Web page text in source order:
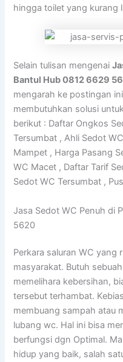
hingga toilet yang kurang
Selain tulisan mengenai
Bantul Hub 0812 6629
mengarah ke postingan
membutuhkan solusi
berikut : Daftar Ongkos
Tersumbat , Ahli Sedot
Mampet , Harga Pasang
WC Macet , Daftar Tarif
Sedot WC Tersumbat ,
Jasa Sedot WC Penuh di
5620
Perkara saluran WC yang
masyarakat. Butuh
memelihara kebersihan,
tersebut terhambat.
membuang sampah atau
lubang wc. Hal ini bisa
berfungsi dgn Optimal.
hidup yang baik, salah